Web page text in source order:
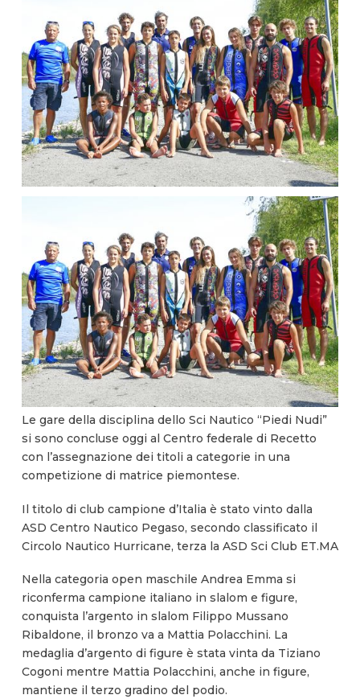
Le gare della disciplina dello Sci Nautico “Piedi Nudi”
si sono concluse oggi al Centro federale di Recetto
con l’assegnazione dei titoli a categorie in una
competizione di matrice piemontese.
Il titolo di club campione d’Italia è stato vinto dalla
ASD Centro Nautico Pegaso, secondo classificato il
Circolo Nautico Hurricane, terza la ASD Sci Club ET.MA
Nella categoria open maschile Andrea Emma si
riconferma campione italiano in slalom e figure,
conquista l’argento in slalom Filippo Mussano
Ribaldone, il bronzo va a Mattia Polacchini. La
medaglia d’argento di figure è stata vinta da Tiziano
Cogoni mentre Mattia Polacchini, anche in figure,
mantiene il terzo gradino del podio.